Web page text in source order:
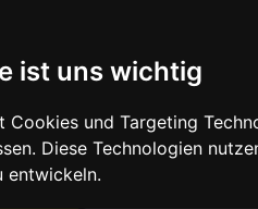
ist uns wichtig
Cookies und Targeting
Diese Technologien
entwickeln.